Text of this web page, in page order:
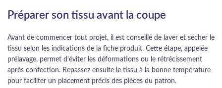
Préparer son tissu avant la coupe
Avant de commencer tout projet, il est conseillé de laver et sécher le
tissu selon les indications de la fiche produit. Cette étape, appelée
prélavage, permet d'éviter les déformations ou le rétrécissement
après confection. Repassez ensuite le tissu à la bonne température
pour faciliter un placement précis des pièces du patron.